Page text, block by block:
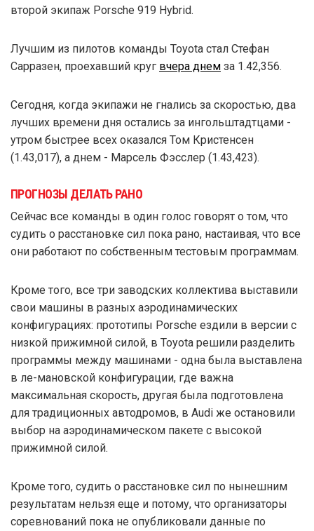
второй экипаж Porsche 919 Hybrid.
Лучшим из пилотов команды Toyota стал Стефан
Сарразен, проехавший круг вчера днем за 1.42,356.
Сегодня, когда экипажи не гнались за скоростью, два
лучших времени дня остались за ингольштадтцами -
утром быстрее всех оказался Том Кристенсен
(1.43,017), а днем - Марсель Фэсслер (1.43,423).
ПРОГНОЗЫ ДЕЛАТЬ РАНО
Сейчас все команды в один голос говорят о том, что
судить о расстановке сил пока рано, настаивая, что все
они работают по собственным тестовым программам.
Кроме того, все три заводских коллектива выставили
свои машины в разных аэродинамических
конфигурациях: прототипы Porsche ездили в версии с
низкой прижимной силой, в Toyota решили разделить
программы между машинами - одна была выставлена
в ле-мановской конфигурации, где важна
максимальная скорость, другая была подготовлена
для традиционных автодромов, в Audi же остановили
выбор на аэродинамическом пакете с высокой
прижимной силой.
Кроме того, судить о расстановке сил по нынешним
результатам нельзя еще и потому, что организаторы
соревнований пока не опубликовали данные по